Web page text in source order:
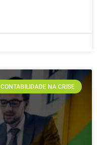
CONTABILIDADE NA CRISE